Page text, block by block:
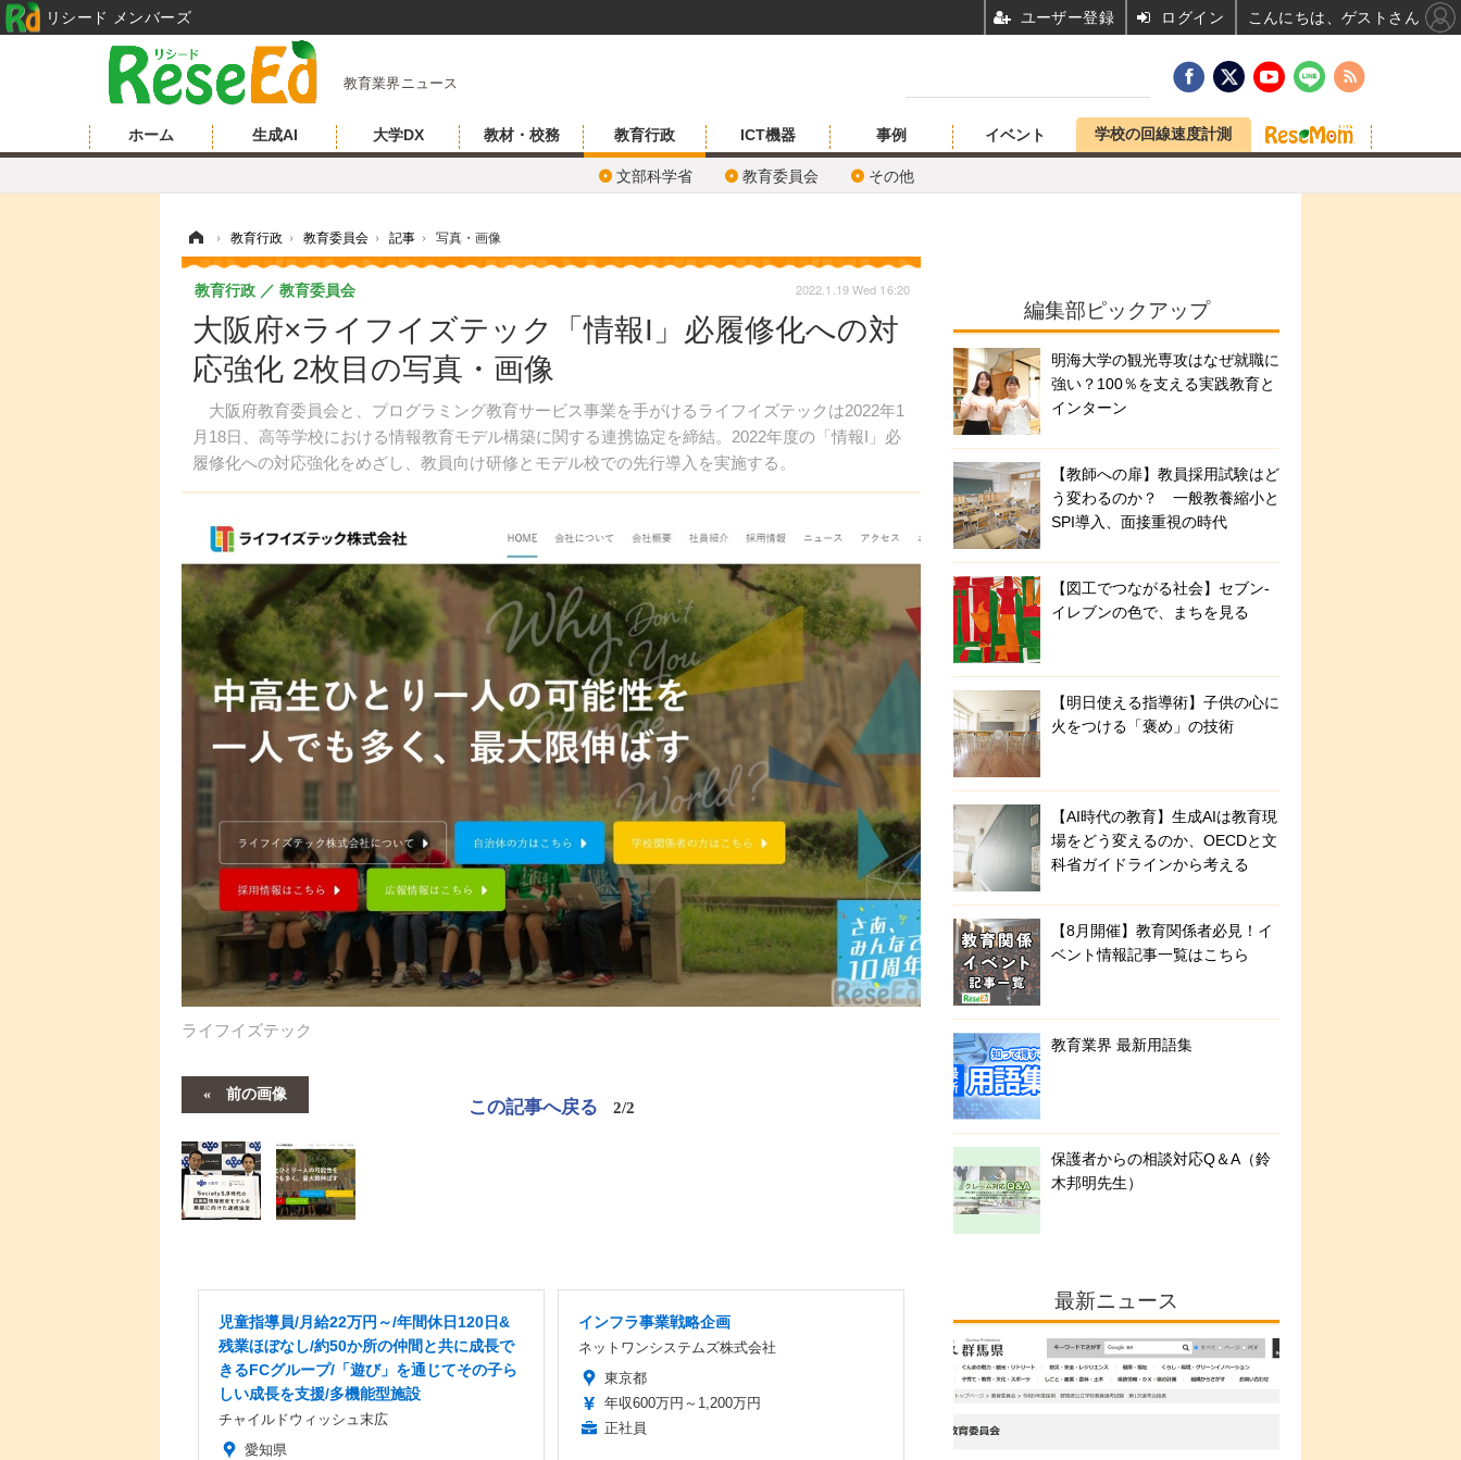
教育業界ニュース
ホーム 生成AI 大学DX 教材・校務 教育行政
文部科学省 教育委員会 その他
ICT機器 事例 イベント 学校の回線速度計測
› 教育行政 › 教育委員会 › 記事 › 写真・画像
大阪府×ライフイズテック「情報I」必履修化への対
応強化 2枚目の写真・画像
大阪府教育委員会と、プログラミング教育サービス事業を手がけるライフイズテックは2022年1
月18日、高等学校における情報教育モデル構築に関する連携協定を締結。2022年度の「情報I」必
履修化への対応強化をめざし、教員向け研修とモデル校での先行導入を実施する。
教育行政 教育委員会 2022.1.19 Wed 16:20
ライフイズテック
前の画像
この記事へ戻る 2/2
児童指導員/月給22万円～/年間休日120日&
残業ほぼなし/約50か所の仲間と共に成長で
きるFCグループ/「遊び」を通じてその子ら
しい成長を支援/多機能型施設
チャイルドウィッシュ末広
愛知県
インフラ事業戦略企画
ネットワンシステムズ株式会社
東京都
年収600万円～1,200万円
正社員
編集部ピックアップ
明海大学の観光専攻はなぜ就職に
強い？100％を支える実践教育と
インターン
【教師への扉】教員採用試験はど
う変わるのか？ 一般教養縮小と
SPI導入、面接重視の時代
【図工でつながる社会】セブン‐
イレブンの色で、まちを見る
【明日使える指導術】子供の心に
火をつける「褒め」の技術
【AI時代の教育】生成AIは教育現
場をどう変えるのか、OECDと文
科省ガイドラインから考える
【8月開催】教育関係者必見！イ
ベント情報記事一覧はこちら
教育業界 最新用語集
保護者からの相談対応Q＆A（鈴
木邦明先生）
最新ニュース
リシード メンバーズ ユーザー登録 ログイン こんにちは、ゲストさん